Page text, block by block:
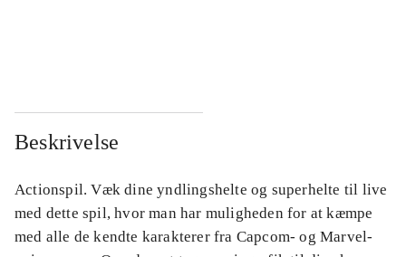
Beskrivelse
Actionspil. Væk dine yndlingshelte og superhelte til live
med dette spil, hvor man har muligheden for at kæmpe
med alle de kendte karakterer fra Capcom- og Marvel-